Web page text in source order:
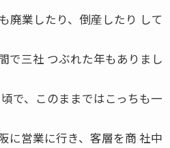
廃業したり、倒産したり して
で三社 つぶれた年もありまし
で、このままではこっちも一
に営業に行き、客層を商 社中